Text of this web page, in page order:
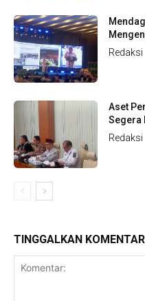
Redaksi
Aset
Segera
Redaksi
TINGGALKAN KOMENTAR